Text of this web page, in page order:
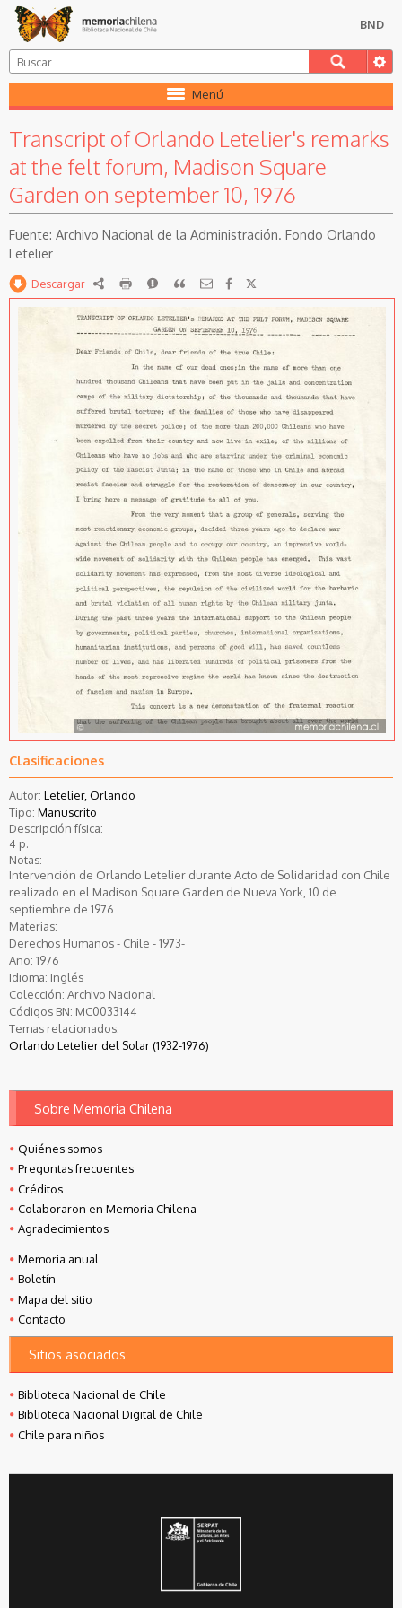
BND
Menú
Transcript of Orlando Letelier's remarks
at the felt forum, Madison Square
Garden on september 10, 1976
Archivo Nacional de la Administración. Fondo Orlando
Letelier
Descargar RDF imprimirReportarCitar
Clasificaciones
Autor: Letelier, Orlando
Tipo: Manuscrito
Descripción física:
4 p.
Notas:
Intervención de Orlando Letelier durante Acto de Solidaridad con Chile
realizado en el Madison Square Garden de Nueva York, 10 de
septiembre de 1976
Materias:
Derechos Humanos - Chile - 1973-
Año: 1976
Idioma: Inglés
Colección: Archivo Nacional
Códigos BN: MC0033144
Temas relacionados:
Orlando Letelier del Solar (1932-1976)
Sobre Memoria Chilena
Quiénes somos
Preguntas frecuentes
Créditos
Colaboraron en Memoria Chilena
Agradecimientos
Memoria anual
Boletín
Mapa del sitio
Contacto
Sitios asociados
Biblioteca Nacional de Chile
Biblioteca Nacional Digital de Chile
Chile para niños